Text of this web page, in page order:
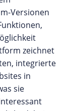
Versionen
zeichnet
integrierte
in
sie